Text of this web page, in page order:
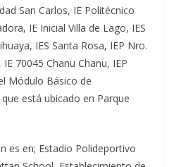
San Carlos, IE Politécnico
IE Inicial Villa de Lago, IES
IES Santa Rosa, IEP Nro.
70045 Chanu Chanu, IEP
Módulo Básico de
está ubicado en Parque
es en; Estadio Polideportivo